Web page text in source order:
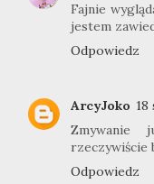
Fajnie
jestem
Odpowiedz
ArcyJoko 18
Zmywanie
rzeczywiście
Odpowiedz